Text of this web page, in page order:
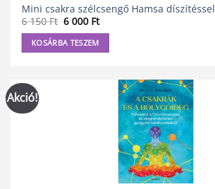
Mini csakra szélcsengő Hamsa díszítéssel
6 150Ft Original
price
was:
6
150 Ft.
6 000 FtCurrent
price
000 Ft.
KOSÁRBA TESZEM
Akció!